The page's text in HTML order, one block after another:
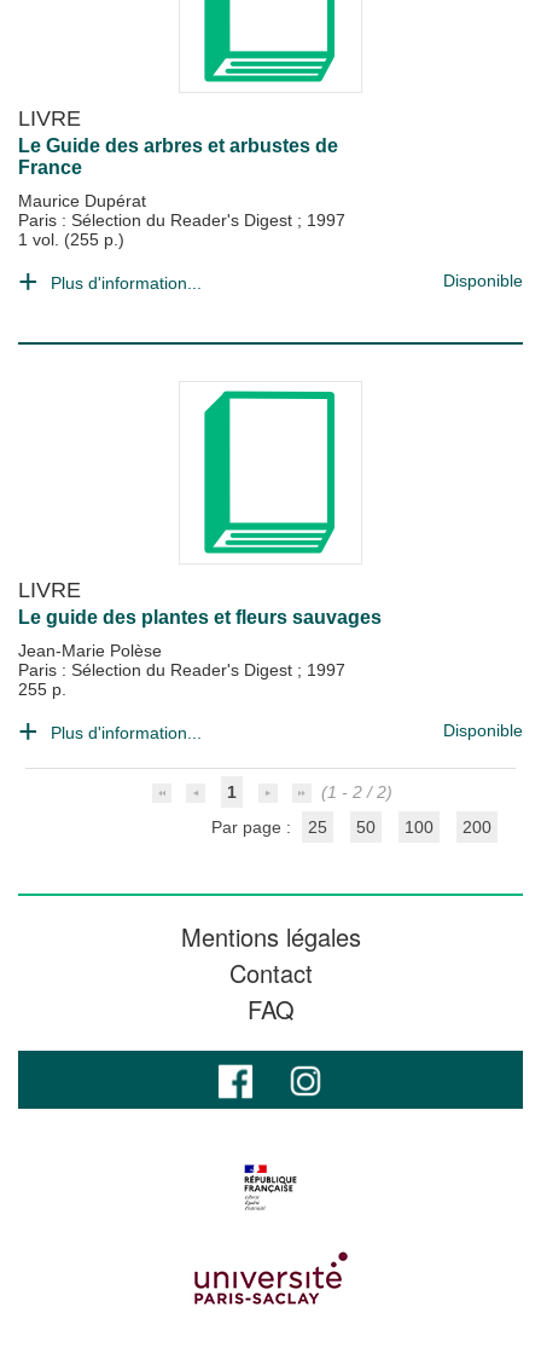
LIVRE
Le Guide des arbres et arbustes de
France
Maurice Dupérat
Paris : Sélection du Reader's Digest ; 1997
1 vol. (255 p.)
Plus d'information... Disponible
LIVRE
Le guide des plantes et fleurs sauvages
Jean-Marie Polèse
Paris : Sélection du Reader's Digest ; 1997
255 p.
Plus d'information... Disponible
1
(1 - 2 / 2)
Par page :
25 50 100 200
Mentions légales
Contact
FAQ